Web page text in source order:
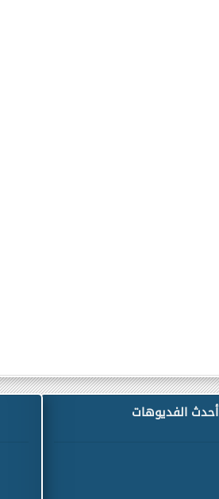
أحدث الفديوهات